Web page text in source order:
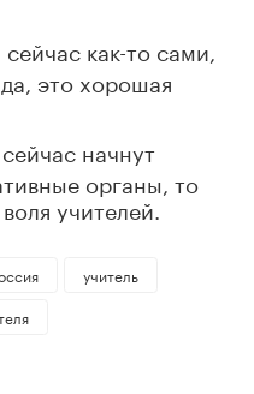
как-то сами,
это хорошая
начнут
органы, то
учителей.
учитель